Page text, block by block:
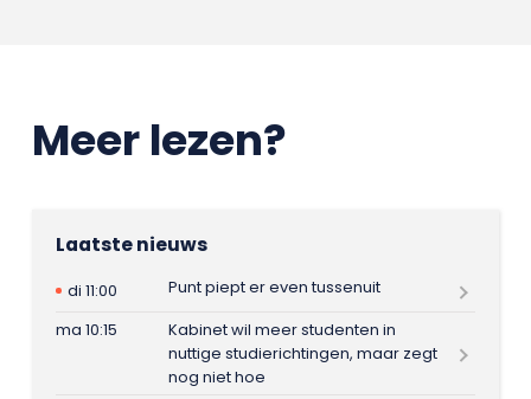
Meer lezen?
Laatste nieuws
di 11:00
Punt piept er even tussenuit
ma 10:15
Kabinet wil meer studenten in
nuttige studierichtingen, maar zegt
nog niet hoe